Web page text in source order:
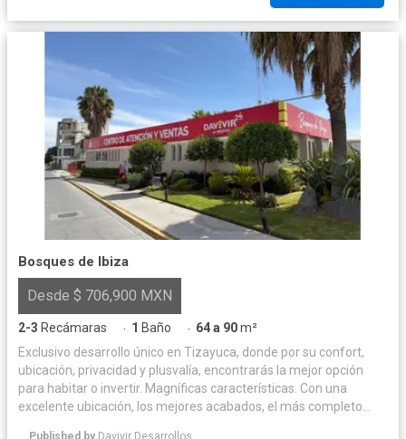
Bosques de Ibiza
Desde $ 706,900 MXN
2-3 Recámaras · 1 Baño · 64 a 90m²
Exclusivo desarrollo único en Tizayuca, donde por su confort,
ubicación, privacidad y plusvalía, encontrarás la mejor opción
para habitar o invertir. Magníficas características. Con una
excelente ubicación, los mejores acabados, el más completo